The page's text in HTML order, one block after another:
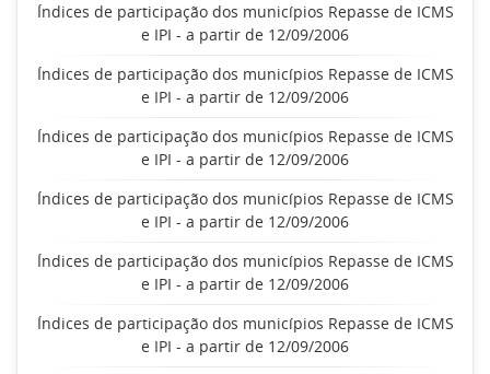
Índices de participação dos municípios Repasse de ICMS
e IPI - a partir de 12/09/2006
Índices de participação dos municípios Repasse de ICMS
e IPI - a partir de 12/09/2006
Índices de participação dos municípios Repasse de ICMS
e IPI - a partir de 12/09/2006
Índices de participação dos municípios Repasse de ICMS
e IPI - a partir de 12/09/2006
Índices de participação dos municípios Repasse de ICMS
e IPI - a partir de 12/09/2006
Índices de participação dos municípios Repasse de ICMS
e IPI - a partir de 12/09/2006